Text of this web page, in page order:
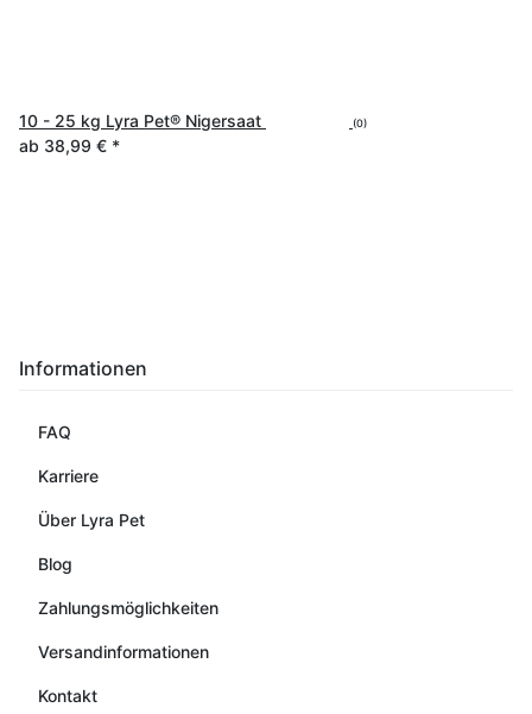
10 - 25 kg Lyra Pet® Nigersaat (0)
ab 38,99 € *
Informationen
FAQ
Karriere
Über Lyra Pet
Blog
Zahlungsmöglichkeiten
Versandinformationen
Kontakt